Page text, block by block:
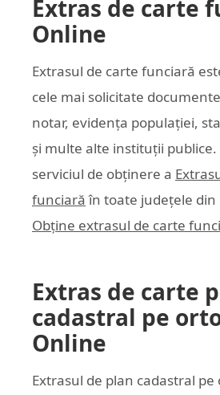
Extras de carte
Online
Extrasul de carte funciară
cele mai solicitate
notar, evidența populației,
și multe alte instituții
serviciul de obținere a
funciară în toate județele din
Obține extrasul de carte
Extras de carte
cadastral pe
Online
Extrasul de plan cadastral